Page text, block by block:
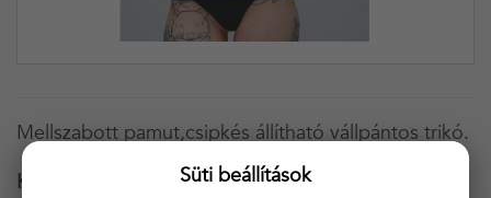
Mellszabott pamut,csipkés állítható vállpántos trikó.
Kiemelt minőségű magyar termék.
Süti beállítások